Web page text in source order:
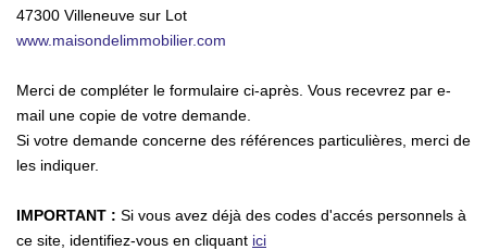
NOS AGENCES
EXTRANET PROPRIÉTAIRE
47300 Villeneuve sur Lot
www.maisondelimmobilier.com
Merci de compléter le formulaire ci-après. Vous recevrez par e-
mail une copie de votre demande.
Si votre demande concerne des références particulières, merci de
les indiquer.
IMPORTANT : Si vous avez déjà des codes d'accés personnels à
ce site, identifiez-vous en cliquant ici